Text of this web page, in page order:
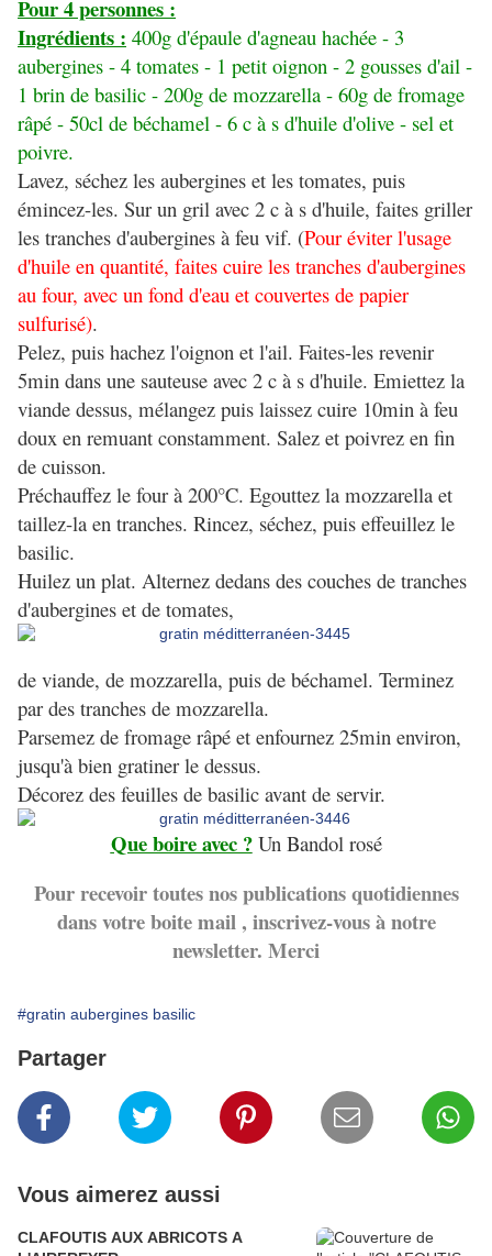
Pour 4 personnes :
Ingrédients : 400g d'épaule d'agneau hachée - 3
aubergines - 4 tomates - 1 petit oignon - 2 gousses d'ail -
1 brin de basilic - 200g de mozzarella - 60g de fromage
râpé - 50cl de béchamel - 6 c à s d'huile d'olive - sel et
poivre.
Lavez, séchez les aubergines et les tomates, puis
émincez-les. Sur un gril avec 2 c à s d'huile, faites griller
les tranches d'aubergines à feu vif. (Pour éviter l'usage
d'huile en quantité, faites cuire les tranches d'aubergines
au four, avec un fond d'eau et couvertes de papier
sulfurisé).
Pelez, puis hachez l'oignon et l'ail. Faites-les revenir
5min dans une sauteuse avec 2 c à s d'huile. Emiettez la
viande dessus, mélangez puis laissez cuire 10min à feu
doux en remuant constamment. Salez et poivrez en fin
de cuisson.
Préchauffez le four à 200°C. Egouttez la mozzarella et
taillez-la en tranches. Rincez, séchez, puis effeuillez le
basilic.
Huilez un plat. Alternez dedans des couches de tranches
d'aubergines et de tomates,
de viande, de mozzarella, puis de béchamel. Terminez
par des tranches de mozzarella.
Parsemez de fromage râpé et enfournez 25min environ,
jusqu'à bien gratiner le dessus.
Décorez des feuilles de basilic avant de servir.
Que boire avec ?Un Bandol rosé
Pour recevoir toutes nos publications quotidiennes
dans votre boite mail , inscrivez-vous à notre
newsletter. Merci
#gratin aubergines basilic
Partager
Vous aimerez aussi
CLAFOUTIS AUX ABRICOTS A